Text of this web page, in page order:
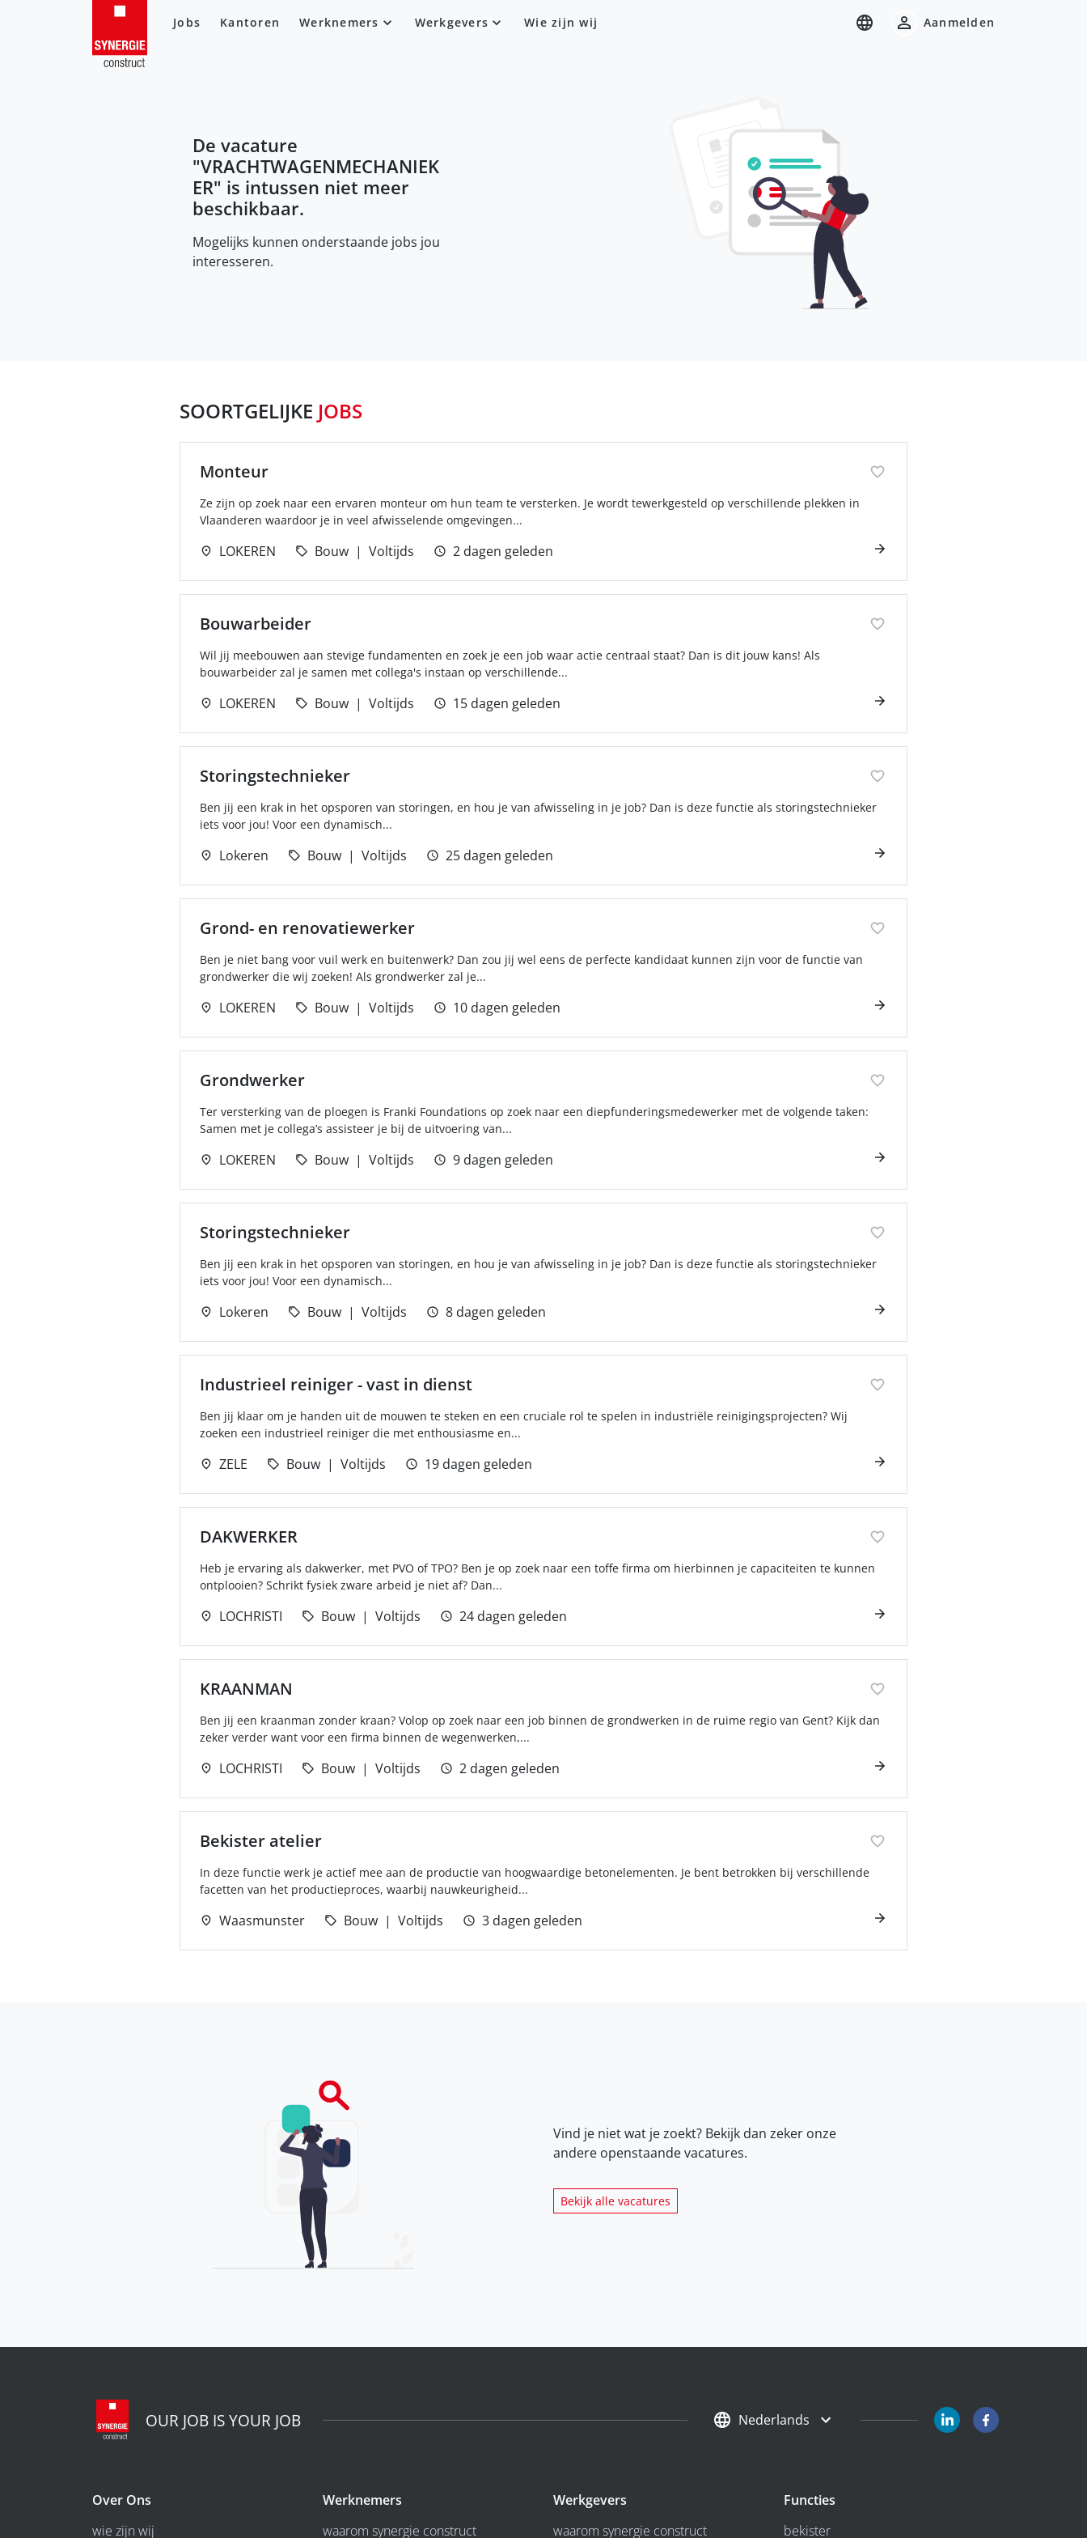
Jobs Kantoren Werknemers Werkgevers Wie zijn wij Aanmelden
De vacature
"VRACHTWAGENMECHANIEK
ER" is intussen niet meer
beschikbaar.
Mogelijks kunnen onderstaande jobs jou
interesseren.
SOORTGELIJKE JOBS
Monteur
Ze zijn op zoek naar een ervaren monteur om hun team te versterken. Je wordt tewerkgesteld op verschillende plekken in
Vlaanderen waardoor je in veel afwisselende omgevingen...
LOKEREN Bouw Voltijds 2 dagen geleden
Bouwarbeider
Wil jij meebouwen aan stevige fundamenten en zoek je een job waar actie centraal staat? Dan is dit jouw kans! Als
bouwarbeider zal je samen met collega's instaan op verschillende...
LOKEREN Bouw Voltijds 15 dagen geleden
Storingstechnieker
Ben jij een krak in het opsporen van storingen, en hou je van afwisseling in je job? Dan is deze functie als storingstechnieker
iets voor jou! Voor een dynamisch...
Lokeren Bouw Voltijds 25 dagen geleden
Grond- en renovatiewerker
Ben je niet bang voor vuil werk en buitenwerk? Dan zou jij wel eens de perfecte kandidaat kunnen zijn voor de functie van
grondwerker die wij zoeken! Als grondwerker zal je...
LOKEREN Bouw Voltijds 10 dagen geleden
Grondwerker
Ter versterking van de ploegen is Franki Foundations op zoek naar een diepfunderingsmedewerker met de volgende taken:
Samen met je collega’s assisteer je bij de uitvoering van...
LOKEREN Bouw Voltijds 9 dagen geleden
Storingstechnieker
Ben jij een krak in het opsporen van storingen, en hou je van afwisseling in je job? Dan is deze functie als storingstechnieker
iets voor jou! Voor een dynamisch...
Lokeren Bouw Voltijds 8 dagen geleden
Industrieel reiniger - vast in dienst
Ben jij klaar om je handen uit de mouwen te steken en een cruciale rol te spelen in industriële reinigingsprojecten? Wij
zoeken een industrieel reiniger die met enthousiasme en...
ZELE Bouw Voltijds 19 dagen geleden
DAKWERKER
Heb je ervaring als dakwerker, met PVO of TPO? Ben je op zoek naar een toffe firma om hierbinnen je capaciteiten te kunnen
ontplooien? Schrikt fysiek zware arbeid je niet af? Dan...
LOCHRISTI Bouw Voltijds 24 dagen geleden
KRAANMAN
Ben jij een kraanman zonder kraan? Volop op zoek naar een job binnen de grondwerken in de ruime regio van Gent? Kijk dan
zeker verder want voor een firma binnen de wegenwerken,...
LOCHRISTI Bouw Voltijds 2 dagen geleden
Bekister atelier
In deze functie werk je actief mee aan de productie van hoogwaardige betonelementen. Je bent betrokken bij verschillende
facetten van het productieproces, waarbij nauwkeurigheid...
Waasmunster Bouw Voltijds 3 dagen geleden
Vind je niet wat je zoekt? Bekijk dan zeker onze
andere openstaande vacatures.
Bekijk alle vacatures
OUR JOB IS YOUR JOB Nederlands
Over Ons
wie zijn wij
Werknemers
waarom synergie construct
Werkgevers
waarom synergie construct
Functies
bekister